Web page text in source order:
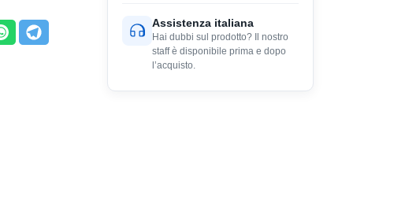
Assistenza italiana
Hai dubbi sul prodotto? Il nostro
staff è disponibile prima e dopo
l’acquisto.